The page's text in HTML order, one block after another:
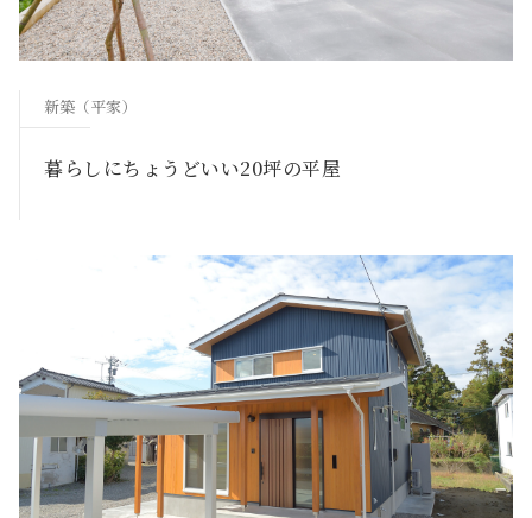
新築（平家）
暮らしにちょうどいい20坪の平屋